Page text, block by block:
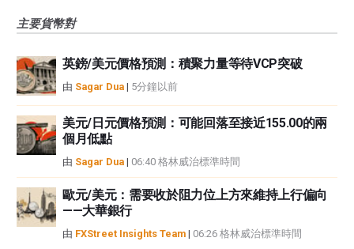
主要貨幣對
英鎊/美元價格預測：積聚力量等待VCP突破
由 Sagar Dua | 5分鐘以前
美元/日元價格預測：可能回落至接近155.00的兩
個月低點
由 Sagar Dua | 06:40 格林威治標準時間
歐元/美元：需要收於阻力位上方來維持上行偏向
——大華銀行
由 FXStreet Insights Team | 06:26 格林威治標準時間